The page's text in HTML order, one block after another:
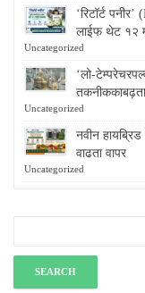
‘रिटॉर्ट
लाईफ थेट १२
Uncategorized
‘लो-
Uncategorized
नवीन
वाढता वापर
Uncategorized